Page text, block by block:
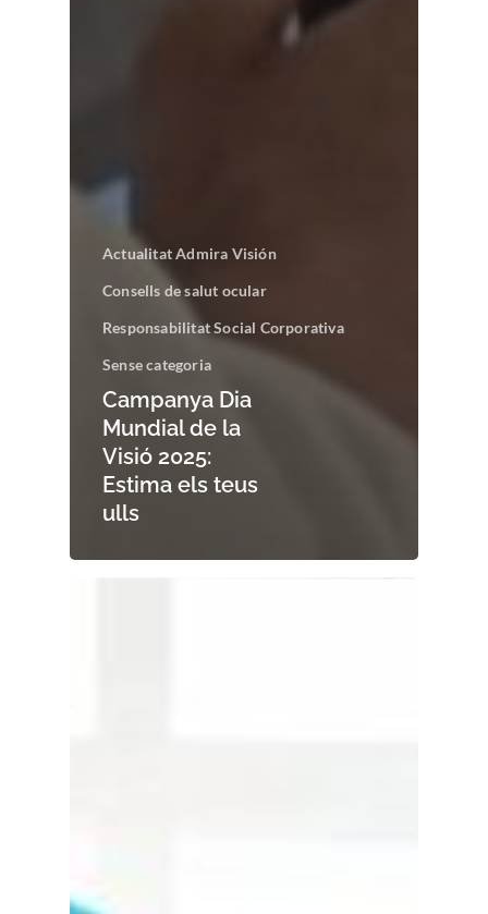
Actualitat Admira Visión
Consells de salut ocular
Responsabilitat Social Corporativa
Sense categoria
Campanya Dia
Mundial de la
Visió 2025:
Estima els teus
ulls